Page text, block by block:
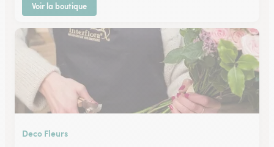
Voir la boutique
Deco Fleurs